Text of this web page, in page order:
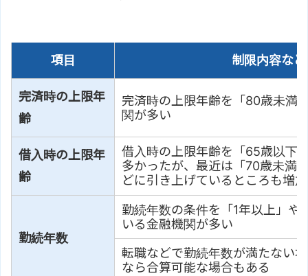
項目 制限内容など
完済時の上限年
齢
完済時の上限年齢を「80歳未満
関が多い
借入時の上限年
齢
借入時の上限年齢を「65歳以下
多かったが、最近は「70歳未満
どに引き上げているところも増加
勤続年数
勤続年数の条件を「1年以上」や
いる金融機関が多い
転職などで勤続年数が満たない
なら合算可能な場合もある